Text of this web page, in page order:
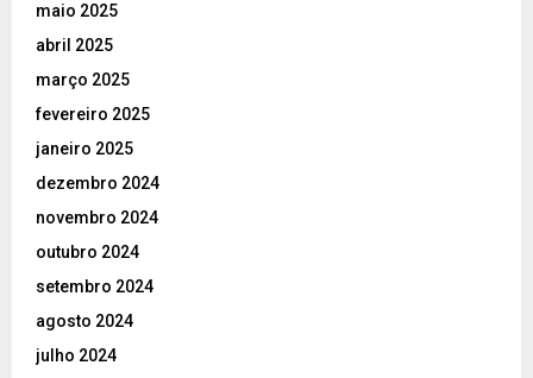
maio 2025
abril 2025
março 2025
fevereiro 2025
janeiro 2025
dezembro 2024
novembro 2024
outubro 2024
setembro 2024
agosto 2024
julho 2024